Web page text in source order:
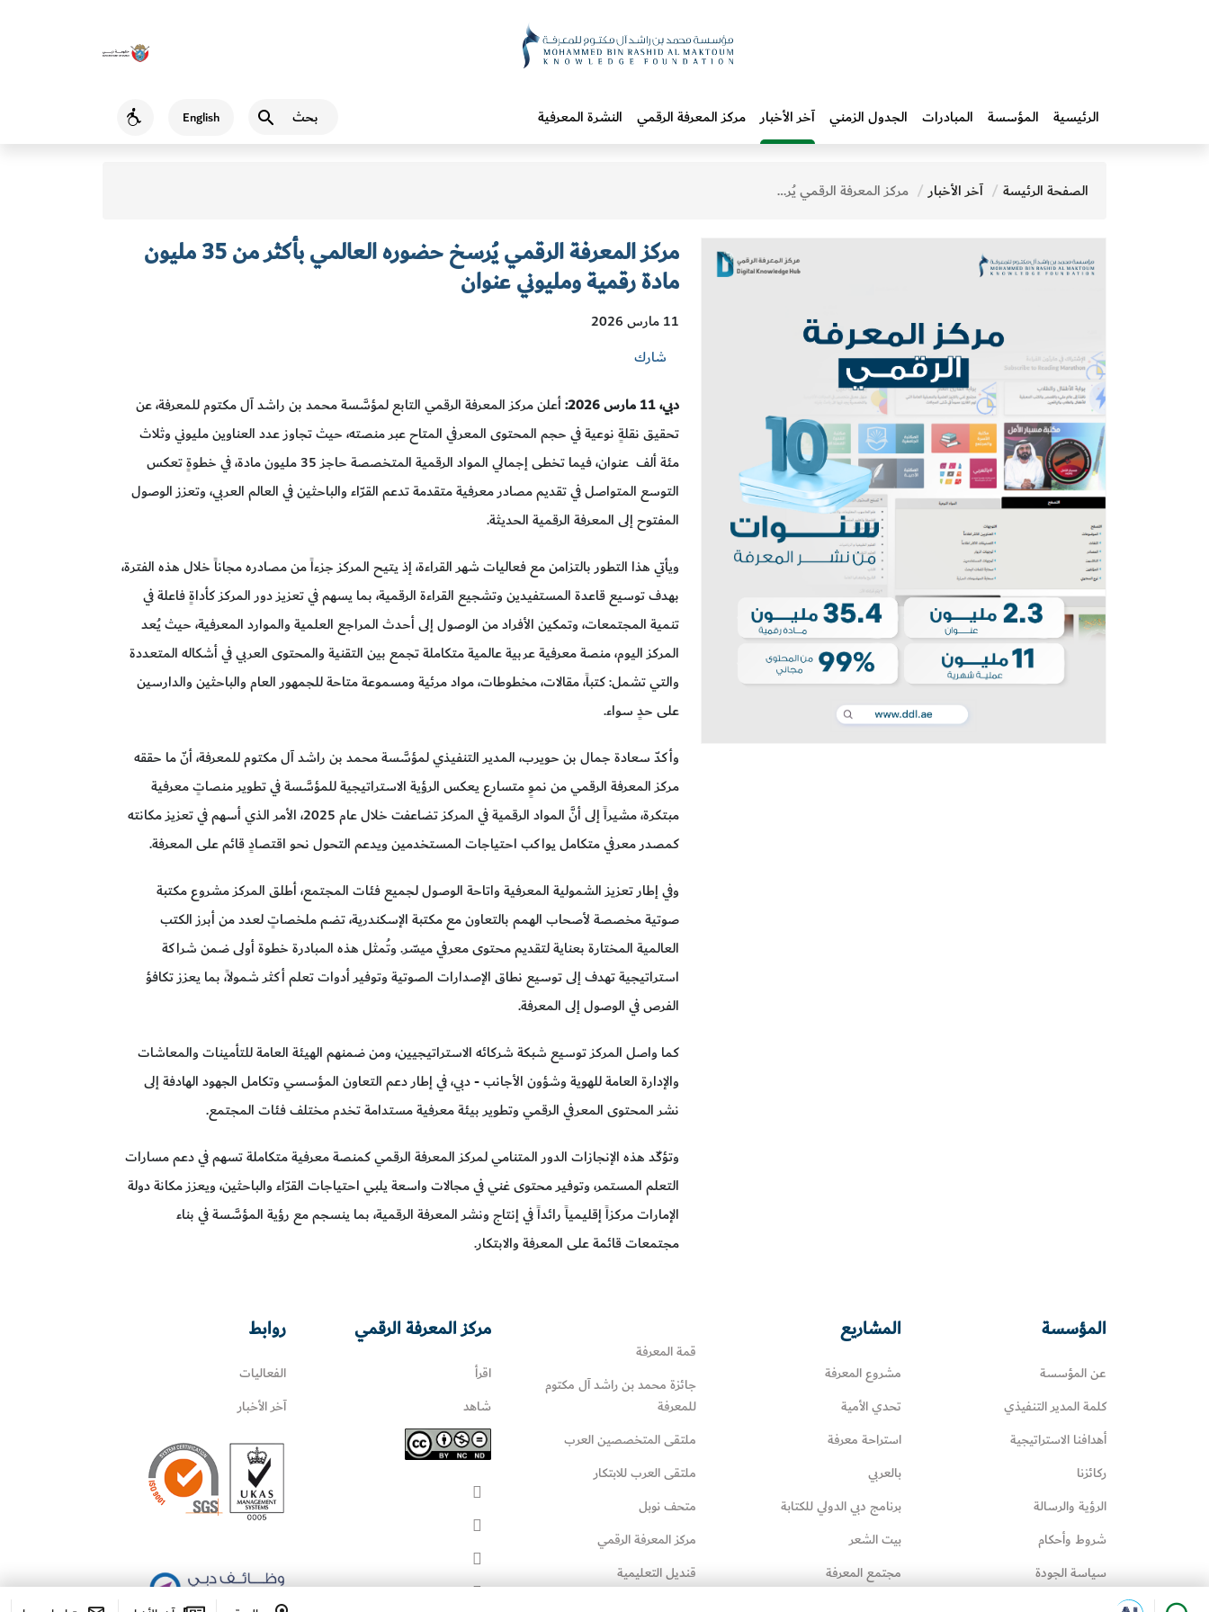
English
Accessibility الرئيسية المؤسسة المبادرات‎ الجدول الزمني آخر الأخبار مركز المعرفة الرقمي النشرة المعرفية
الصفحة الرئيسة آخر الأخبار مركز المعرفة الرقمي يُرسخ حضوره العالمي بأكثر من 35 مليون مادة رقمية ومليوني عنوان
مركز المعرفة الرقمي يُرسخ حضوره العالمي بأكثر من 35 مليون
مادة رقمية ومليوني عنوان
11 مارس 2026
شارك
دبي، 11 مارس 2026:
أعلن مركز المعرفة الرقمي التابع لمؤسَّسة محمد بن راشد آل مكتوم للمعرفة، عن
تحقيق نقلةٍ نوعية في حجم المحتوى المعرفي المتاح عبر منصته، حيث تجاوز عدد العناوين مليوني وثلاث
مئة ألف عنوان، فيما تخطى إجمالي المواد الرقمية المتخصصة حاجز 35 مليون مادة، في خطوةٍ تعكس
التوسع المتواصل في تقديم مصادر معرفية متقدمة تدعم القرّاء والباحثين في العالم العربي، وتعزز الوصول
المفتوح إلى المعرفة الرقمية الحديثة.
ويأتي هذا التطور بالتزامن مع فعاليات شهر القراءة، إذ يتيح المركز جزءاً من مصادره مجاناً خلال هذه الفترة،
بهدف توسيع قاعدة المستفيدين وتشجيع القراءة الرقمية، بما يسهم في تعزيز دور المركز كأداةٍ فاعلة في
تنمية المجتمعات، وتمكين الأفراد من الوصول إلى أحدث المراجع العلمية والموارد المعرفية، حيث يُعد
المركز اليوم، منصة معرفية عربية عالمية متكاملة تجمع بين التقنية والمحتوى العربي في أشكاله المتعددة
والتي تشمل: كتباً، مقالات، مخطوطات، مواد مرئية ومسموعة متاحة للجمهور العام والباحثين والدارسين
على حدٍ سواء.
وأكدّ سعادة جمال بن حويرب، المدير التنفيذي لمؤسَّسة محمد بن راشد آل مكتوم للمعرفة، أنّ ما حققه
مركز المعرفة الرقمي من نموٍ متسارع يعكس الرؤية الاستراتيجية للمؤسَّسة في تطوير منصاتٍ معرفية
مبتكرة، مشيراً إلى أنَّ المواد الرقمية في المركز تضاعفت خلال عام 2025، الأمر الذي أسهم في تعزيز مكانته
كمصدر معرفي متكامل يواكب احتياجات المستخدمين ويدعم التحول نحو اقتصادٍ قائم على المعرفة.
وفي إطار تعزيز الشمولية المعرفية واتاحة الوصول لجميع فئات المجتمع، أطلق المركز مشروع مكتبة
صوتية مخصصة لأصحاب الهمم بالتعاون مع مكتبة الإسكندرية، تضم ملخصاتٍ لعدد من أبرز الكتب
العالمية المختارة بعناية لتقديم محتوى معرفي ميسّر. وتُمثل هذه المبادرة خطوة أولى ضمن شراكة
استراتيجية تهدف إلى توسيع نطاق الإصدارات الصوتية وتوفير أدوات تعلم أكثر شمولاً، بما يعزز تكافؤ
الفرص في الوصول إلى المعرفة.
كما واصل المركز توسيع شبكة شركائه الاستراتيجيين، ومن ضمنهم الهيئة العامة للتأمينات والمعاشات
والإدارة العامة للهوية وشؤون الأجانب - دبي، في إطار دعم التعاون المؤسسي وتكامل الجهود الهادفة إلى
نشر المحتوى المعرفي الرقمي وتطوير بيئة معرفية مستدامة تخدم مختلف فئات المجتمع.
وتؤكّد هذه الإنجازات الدور المتنامي لمركز المعرفة الرقمي كمنصة معرفية متكاملة تسهم في دعم مسارات
التعلم المستمر، وتوفير محتوى غني في مجالات واسعة يلبي احتياجات القرّاء والباحثين، ويعزز مكانة دولة
الإمارات مركزاً إقليمياً رائداً في إنتاج ونشر المعرفة الرقمية، بما ينسجم مع رؤية المؤسَّسة في بناء
مجتمعات قائمة على المعرفة والابتكار.
المؤسسة
عن المؤسسة
كلمة المدير التنفيذي
أهدافنا الاستراتيجية
ركائزنا
الرؤية والرسالة
شروط وأحكام
سياسة الجودة
المشاريع
مشروع المعرفة
تحدي الأمية
استراحة معرفة
بالعربي
برنامج دبي الدولي للكتابة
بيت الشعر
مجتمع المعرفة
قمة المعرفة
جائزة محمد بن راشد آل مكتوم
للمعرفة
ملتقى المتخصصين العرب
ملتقى العرب للابتكار
متحف نوبل
مركز المعرفة الرقمي
قنديل التعليمية
مركز المعرفة الرقمي
اقرأ
شاهد
روابط
الفعاليات
آخر الأخبار